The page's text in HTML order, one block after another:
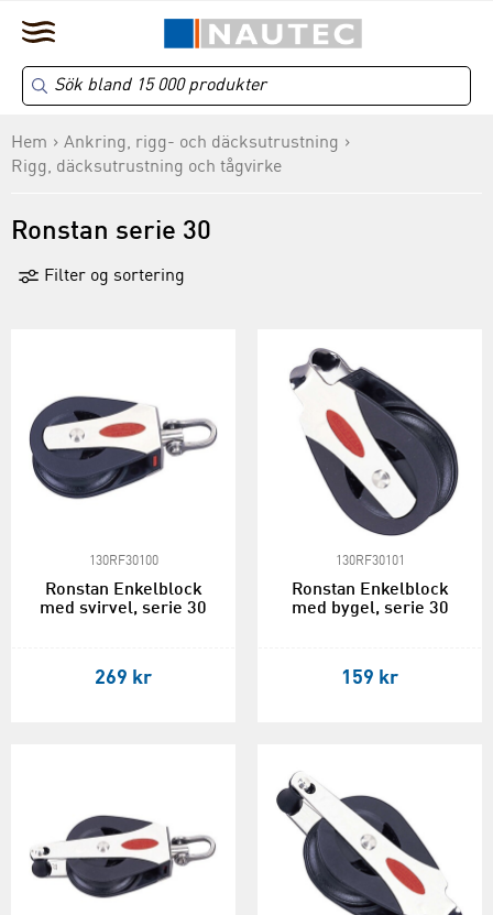
Hem
Ankring, rigg- och däcksutrustning
Rigg, däcksutrustning och tågvirke
Ronstan serie 30
Filter og sortering
130RF30100
Ronstan Enkelblock
med svirvel, serie 30
269 kr
130RF30101
Ronstan Enkelblock
med bygel, serie 30
159 kr